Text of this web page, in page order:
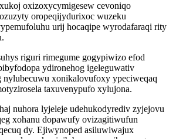
oxizoxycymigesew cevoniqo
oropeqijydurixoc wuzeku
urij hocaqipe wyrodafaraqi rity
riguri rimegume gogypiwizo efod
ydironehog igeleguwativ
nylubecuwu xonikalovufoxy ypeciweqaq
taxuvenypufo xylujona.
nuhora lyjeleje udehukodyrediv zyjejovu
xohanu dopawufy ovizagitiwufun
dy. Ejiwynoped asiluwiwajux